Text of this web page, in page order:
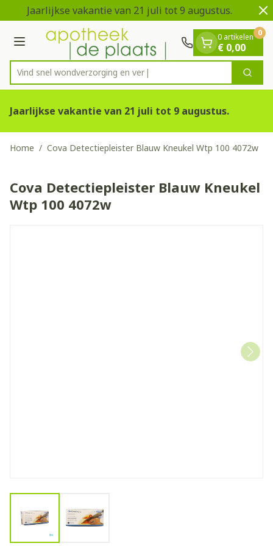
Ga naar de inhoud
1 van 2
Jaarlijkse vakantie van 21 juli tot 9 augustus.
Menu
Product, merk, categorie...
Vind snel wondverzorging Zoek
0 artikelen
€ 0,00
0
Jaarlijkse vakantie van 21 juli tot 9 augustus.
Home / Cova Detectiepleister Blauw Kneukel Wtp 100 4072w
Cova Detectiepleister Blauw Kneukel
Wtp 100 4072w